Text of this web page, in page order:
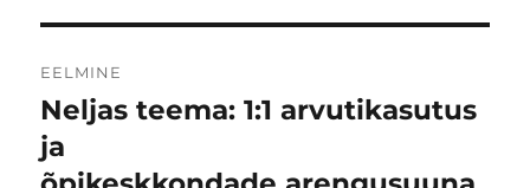
EELMINE
Eelmine
postitus:
Neljas teema: 1:1 arvutikasutus
ja